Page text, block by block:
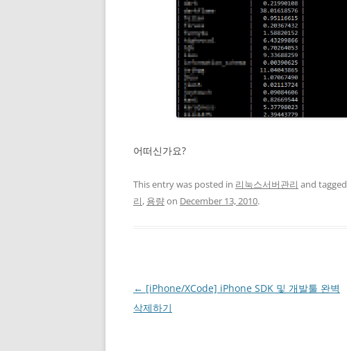
어떠신가요?
This entry was posted in 리눅스서버관리 and tagged
리, 용량on December 13, 2010.
Post
navigation
← [iPhone/XCode] iPhone SDK 및 개발툴 완벽
삭제하기